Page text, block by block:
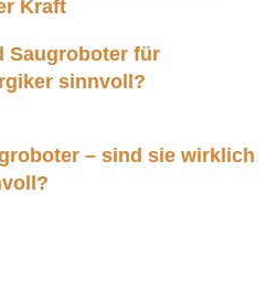
Kraft
Saugroboter für
sinnvoll?
– sind sie wirklich